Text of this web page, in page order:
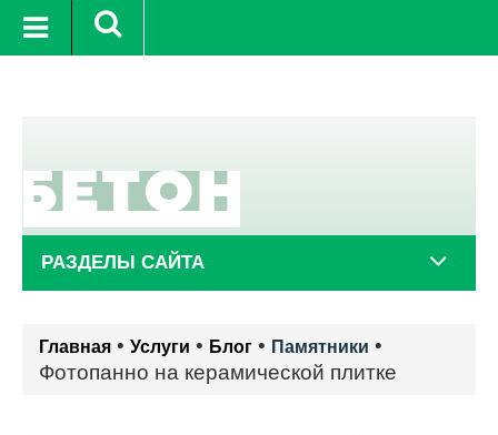
+25°C
РАЗДЕЛЫ САЙТА
Главная • Услуги • Блог • Памятники •
Фотопанно на керамической плитке